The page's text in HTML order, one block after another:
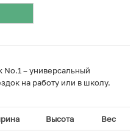
– универсальный
на работу или в школу.
Высота Вес